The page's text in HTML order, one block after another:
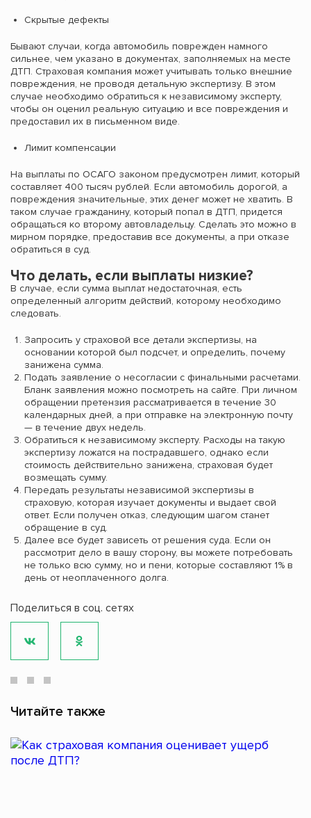
Скрытые дефекты
Бывают случаи, когда автомобиль поврежден намного
сильнее, чем указано в документах, заполняемых на месте
ДТП. Страховая компания может учитывать только внешние
повреждения, не проводя детальную экспертизу. В этом
случае необходимо обратиться к независимому эксперту,
чтобы он оценил реальную ситуацию и все повреждения и
предоставил их в письменном виде.
Лимит компенсации
На выплаты по ОСАГО законом предусмотрен лимит, который
составляет 400 тысяч рублей. Если автомобиль дорогой, а
повреждения значительные, этих денег может не хватить. В
таком случае гражданину, который попал в ДТП, придется
обращаться ко второму автовладельцу. Сделать это можно в
мирном порядке, предоставив все документы, а при отказе
обратиться в суд.
Что делать, если выплаты низкие?
В случае, если сумма выплат недостаточная, есть
определенный алгоритм действий, которому необходимо
следовать.
Запросить у страховой все детали экспертизы, на
основании которой был подсчет, и определить, почему
занижена сумма.
Подать заявление о несогласии с финальными расчетами.
Бланк заявления можно посмотреть на сайте. При личном
обращении претензия рассматривается в течение 30
календарных дней, а при отправке на электронную почту
— в течение двух недель.
Обратиться к независимому эксперту. Расходы на такую
экспертизу ложатся на пострадавшего, однако если
стоимость действительно занижена, страховая будет
возмещать сумму.
Передать результаты независимой экспертизы в
страховую, которая изучает документы и выдает свой
ответ. Если получен отказ, следующим шагом станет
обращение в суд.
Далее все будет зависеть от решения суда. Если он
рассмотрит дело в вашу сторону, вы можете потребовать
не только всю сумму, но и пени, которые составляют 1% в
день от неоплаченного долга.
Поделиться в соц. сетях
Читайте также